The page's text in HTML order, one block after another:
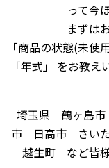
って今
まずは
「商品の状態(未使
「年式」 をお教
埼玉県 鶴ヶ島
市 日高市 さい
越生町 など皆様